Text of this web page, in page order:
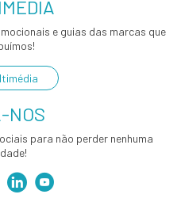
e guias das marcas que
NOS
para não perder nenhuma